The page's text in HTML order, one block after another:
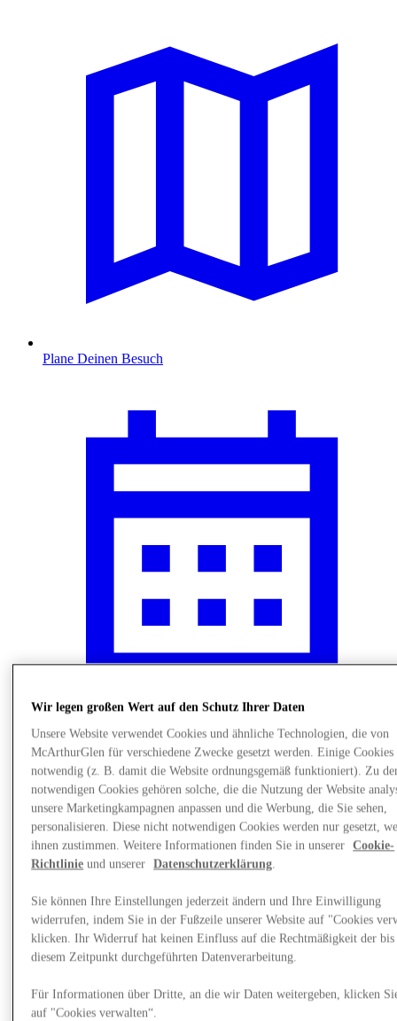
Plane Deinen Besuch
Events
Wir legen großen Wert auf den Schutz Ihrer Daten
Unsere Website verwendet Cookies und ähnliche Technologien, die von
McArthurGlen für verschiedene Zwecke gesetzt werden. Einige Cookies
notwendig (z. B. damit die Website ordnungsgemäß funktioniert). Zu
notwendigen Cookies gehören solche, die die Nutzung der Website
unsere Marketingkampagnen anpassen und die Werbung, die Sie sehen,
personalisieren. Diese nicht notwendigen Cookies werden nur gesetzt,
ihnen zustimmen. Weitere Informationen finden Sie in unserer
Cookie-
Richtlinie und unserer Datenschutzerklärung.
Sie können Ihre Einstellungen jederzeit ändern und Ihre Einwilligung
widerrufen, indem Sie in der Fußzeile unserer Website auf "Cookies
klicken. Ihr Widerruf hat keinen Einfluss auf die Rechtmäßigkeit der bis
diesem Zeitpunkt durchgeführten Datenverarbeitung.
Für Informationen über Dritte, an die wir Daten weitergeben, klicken
auf "Cookies verwalten“.